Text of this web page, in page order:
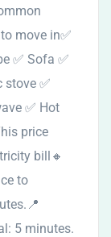
move in✅
✅ Sofa ✅
stove ✅
✅ Hot
price
bill🔸
to
5 minutes.